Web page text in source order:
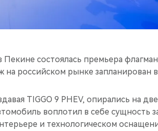
состоялась премьера
на российском рынке запланирован
TIGGO 9 PHEV, опирались на
воплотил в себе сущность
и технологическом